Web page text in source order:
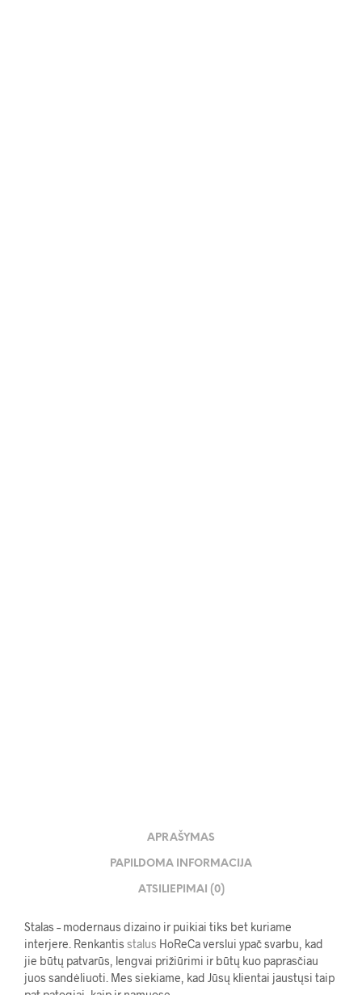
APRAŠYMAS
PAPILDOMA INFORMACIJA
ATSILIEPIMAI (0)
Stalas – modernaus dizaino ir puikiai tiks bet kuriame
interjere. Renkantis stalus HoReCa verslui ypač svarbu, kad
jie būtų patvarūs, lengvai prižiūrimi ir būtų kuo paprasčiau
juos sandėliuoti. Mes siekiame, kad Jūsų klientai jaustųsi taip